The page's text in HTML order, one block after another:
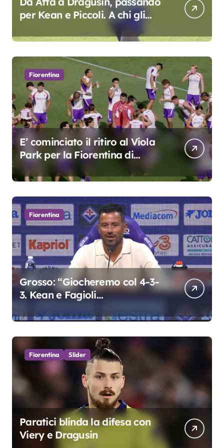
per Kean e Piccoli. A chi gli
oscar del precampionato?
Fiorentina
E’ cominciato il ritiro al Viola
Park per la Fiorentina di
Grosso
Fiorentina
Grosso: “Giocheremo col 4-3-
3. Kean e Fagioli
colpo”
Fiorentina Slider
Paratici blinda la difesa con
Viery e Dragusin